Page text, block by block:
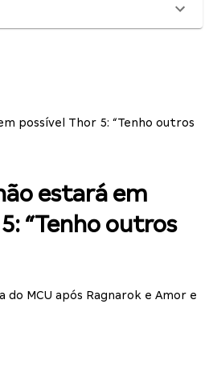
possível Thor 5: “Tenho outros
estará em
“Tenho outros
do MCU após Ragnarok e Amor e